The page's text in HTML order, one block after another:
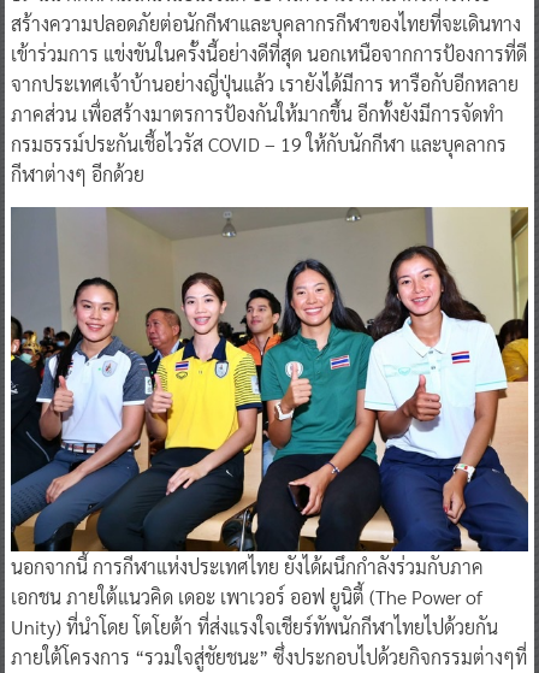
สร้างความปลอดภัยต่อนักกีฬาและบุคลากรกีฬาของไทยที่จะเดินทาง
เข้าร่วมการ แข่งขันในครั้งนี้อย่างดีที่สุด นอกเหนือจากการป้องการที่ดี
จากประเทศเจ้าบ้านอย่างญี่ปุ่นแล้ว เรายังได้มีการ หารือกับอีกหลาย
ภาคส่วน เพื่อสร้างมาตรการป้องกันให้มากขึ้น อีกทั้งยังมีการจัดทำ
กรมธรรม์ประกันเชื้อไวรัส COVID – 19 ให้กับนักกีฬา และบุคลากร
กีฬาต่างๆ อีกด้วย
นอกจากนี้ การกีฬาแห่งประเทศไทย ยังได้ผนึกกำลังร่วมกับภาค
เอกชน ภายใต้แนวคิด เดอะ เพาเวอร์ ออฟ ยูนิตี้ (The Power of
Unity) ที่นำโดย โตโยต้า ที่ส่งแรงใจเชียร์ทัพนักกีฬาไทยไปด้วยกัน
ภายใต้โครงการ “รวมใจสู่ชัยชนะ” ซึ่งประกอบไปด้วยกิจกรรมต่างๆที่